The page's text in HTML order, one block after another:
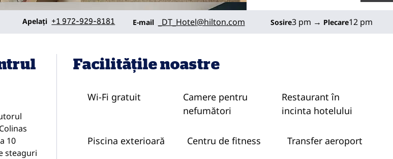
Apelați
Apel +1 972-929-8181 E-mail
E-mailDFWIN_DT_Hotel@hilton.com Sosire3 pm → Plecare12 pm
10
steaguri
Facilităţile noastre
Wi-Fi gratuit
Camere pentru
nefumători
Restaurant în
incinta hotelului
Piscina exterioară Centru de fitness Transfer aeroport